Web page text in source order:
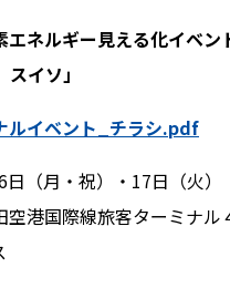
ネルギー見える化イベン
イソ」
ルイベント_チラシ.pdf
日（月・祝）・17日（火
港国際線旅客ターミナ